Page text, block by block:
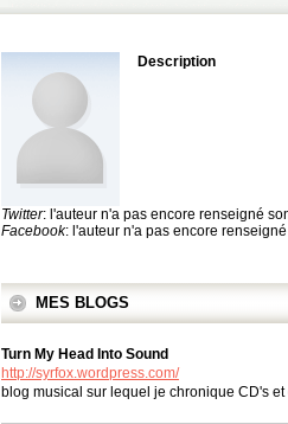
Description
Twitter: l'auteur n'a pas encore renseigné
Facebook: l'auteur n'a pas encore
MES BLOGS
Turn My Head Into Sound
http://syrfox.wordpress.com/
blog musical sur lequel je chronique CD's